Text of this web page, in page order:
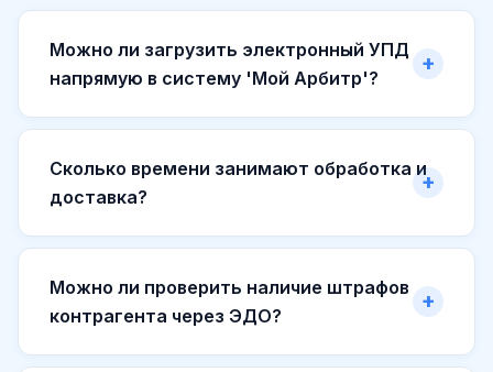
Можно ли загрузить электронный УПД
напрямую в систему 'Мой Арбитр'?
Сколько времени занимают обработка и
доставка?
Можно ли проверить наличие штрафов
контрагента через ЭДО?